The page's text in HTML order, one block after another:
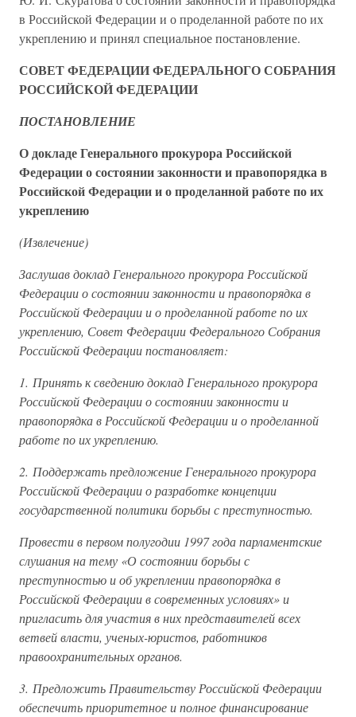
в Российской Федерации и о проделанной работе по их
укреплению и принял специальное постановление.
СОВЕТ ФЕДЕРАЦИИ ФЕДЕРАЛЬНОГО СОБРАНИЯ
РОССИЙСКОЙ ФЕДЕРАЦИИ
ПОСТАНОВЛЕНИЕ
О докладе Генерального прокурора Российской
Федерации о состоянии законности и правопорядка в
Российской Федерации и о проделанной работе по их
укреплению
(Извлечение)
Заслушав доклад Генерального прокурора Российской
Федерации о состоянии законности и правопорядка в
Российской Федерации и о проделанной работе по их
укреплению, Совет Федерации Федерального Собрания
Российской Федерации постановляет:
1. Принять к сведению доклад Генерального прокурора
Российской Федерации о состоянии законности и
правопорядка в Российской Федерации и о проделанной
работе по их укреплению.
2. Поддержать предложение Генерального прокурора
Российской Федерации о разработке концепции
государственной политики борьбы с преступностью.
Провести в первом полугодии 1997 года парламентские
слушания на тему «О состоянии борьбы с
преступностью и об укреплении правопорядка в
Российской Федерации в современных условиях» и
пригласить для участия в них представителей всех
ветвей власти, ученых-юристов, работников
правоохранительных органов.
3. Предложить Правительству Российской Федерации
обеспечить приоритетное и полное финансирование